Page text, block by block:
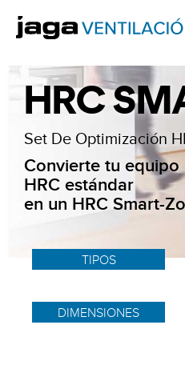
HRC
Set De Optimización
Convierte tu equipo
HRC estándar
en un HRC Smart-
TIPOS
DIMENSIONES